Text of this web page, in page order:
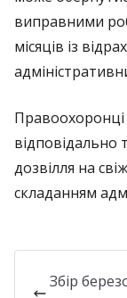
виправними
місяців із
дозвілля на
складанням
Збір